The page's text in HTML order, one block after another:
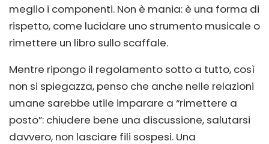
meglio i componenti. Non è mania: è una forma di
rispetto, come lucidare uno strumento musicale o
rimettere un libro sullo scaffale.
Mentre ripongo il regolamento sotto a tutto, così
non si spiegazza, penso che anche nelle relazioni
umane sarebbe utile imparare a “rimettere a
posto”: chiudere bene una discussione, salutarsi
davvero, non lasciare fili sospesi. Una